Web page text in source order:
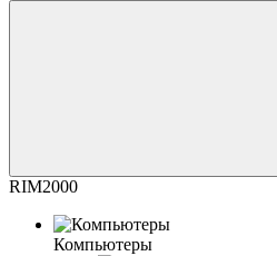
RIM2000
Компьютеры